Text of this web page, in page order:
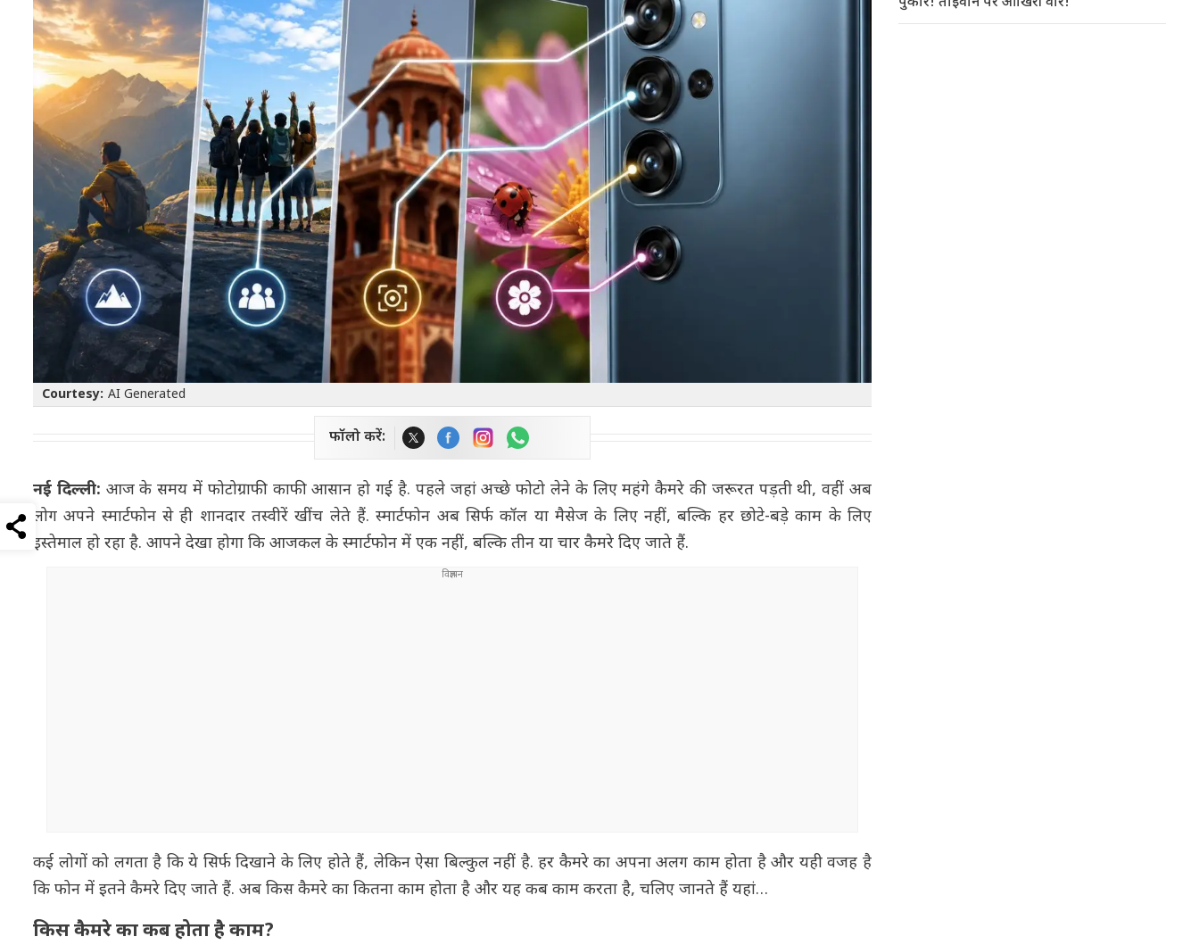
Courtesy: AI Generated
फॉलो करें:
नई दिल्ली: आज के समय में फोटोग्राफी काफी आसान हो गई है. पहले जहां अच्छे फोटो लेने के लिए महंगे कैमरे की जरूरत पड़ती थी, वहीं अब
लोग अपने स्मार्टफोन से ही शानदार तस्वीरें खींच लेते हैं. स्मार्टफोन अब सिर्फ कॉल या मैसेज के लिए नहीं, बल्कि हर छोटे-बड़े काम के लिए
इस्तेमाल हो रहा है. आपने देखा होगा कि आजकल के स्मार्टफोन में एक नहीं, बल्कि तीन या चार कैमरे दिए जाते हैं.
कई लोगों को लगता है कि ये सिर्फ दिखाने के लिए होते हैं, लेकिन ऐसा बिल्कुल नहीं है. हर कैमरे का अपना अलग काम होता है और यही वजह है
कि फोन में इतने कैमरे दिए जाते हैं. अब किस कैमरे का कितना काम होता है और यह कब काम करता है, चलिए जानते हैं यहां…
किस कैमरे का कब होता है काम?